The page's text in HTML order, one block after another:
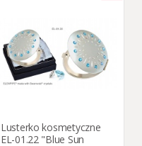
Lusterko kosmetyczne
EL-01.22 "Blue Sun